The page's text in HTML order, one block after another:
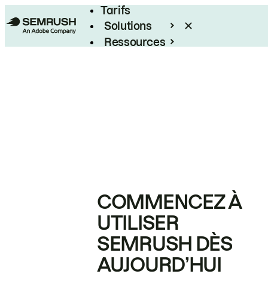
Tarifs
Solutions
Ressources
COMMENCEZ À
UTILISER
SEMRUSH DÈS
AUJOURD’HUI